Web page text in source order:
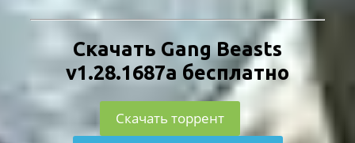
Скачать Gang Beasts
v1.28.1687a бесплатно
Скачать торрент